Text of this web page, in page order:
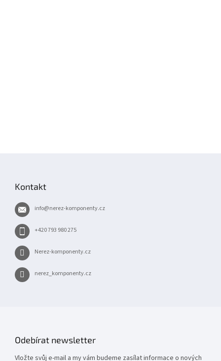
Kontakt
info@nerez-komponenty.cz
+420 793 980 275
Nerez-komponenty.cz
nerez_komponenty.cz
Odebírat newsletter
Vložte svůj e-mail a my vám budeme zasílat informace o nových